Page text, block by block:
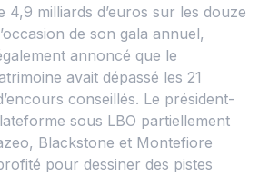
4,9 milliards d’euros sur les douze
de son gala annuel,
annoncé que le
avait dépassé les 21
conseillés. Le président-
sous LBO partiellement
Blackstone et Montefiore
pour dessiner des pistes